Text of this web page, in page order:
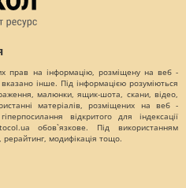
прав на інформацію, розміщену на веб -
інше. Під інформацією розуміються
малюнки, ящик-шота, скани, відео,
матеріалів, розміщених на веб -
відкритого для індексації
обов`язкове. Під використанням
рерайтинг, модифікація тощо.